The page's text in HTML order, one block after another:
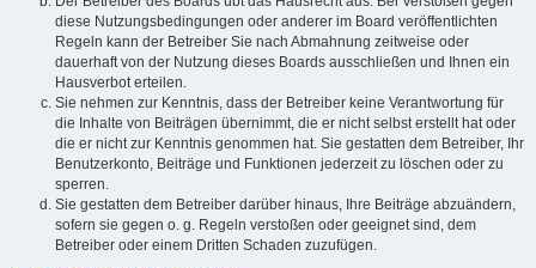
diese Nutzungsbedingungen oder anderer im Board veröffentlichten
Regeln kann der Betreiber Sie nach Abmahnung zeitweise oder
dauerhaft von der Nutzung dieses Boards ausschließen und Ihnen ein
Hausverbot erteilen.
Sie nehmen zur Kenntnis, dass der Betreiber keine Verantwortung für
die Inhalte von Beiträgen übernimmt, die er nicht selbst erstellt hat oder
die er nicht zur Kenntnis genommen hat. Sie gestatten dem Betreiber, Ihr
Benutzerkonto, Beiträge und Funktionen jederzeit zu löschen oder zu
sperren.
Sie gestatten dem Betreiber darüber hinaus, Ihre Beiträge abzuändern,
sofern sie gegen o. g. Regeln verstoßen oder geeignet sind, dem
Betreiber oder einem Dritten Schaden zuzufügen.